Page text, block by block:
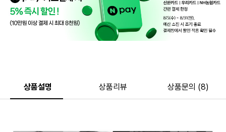
상품설명 상품리뷰 상품문의 (8)